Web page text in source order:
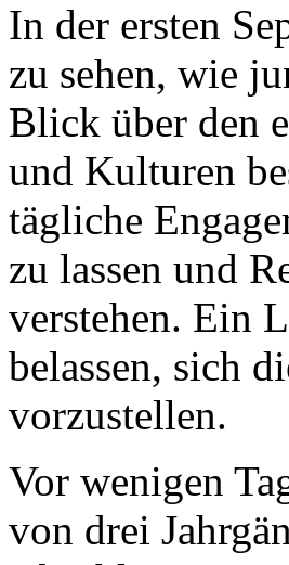
In der ersten
zu sehen, wie
Blick über den
und Kulturen
tägliche
zu lassen und
verstehen. Ein
belassen, sich
vorzustellen.
Vor wenigen
von drei